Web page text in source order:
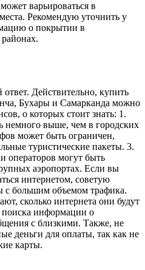
варьироваться в
Рекомендую уточнить у
о покрытии в
Действительно, купить
Бухары и Самарканда можно
о которых стоит знать: 1.
немного выше, чем в городских
может быть ограничен,
туристические пакеты. 3.
операторов могут быть
аэропортах. Если вы
интернетом, советую
с большим объемом трафика.
сколько интернета они будут
поиска информации о
с близкими. Также, не
деньги для оплаты, так как не
карты.